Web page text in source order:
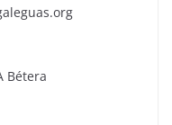
Bétera